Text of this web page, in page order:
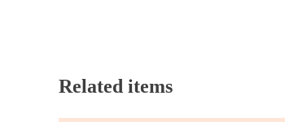
Related items